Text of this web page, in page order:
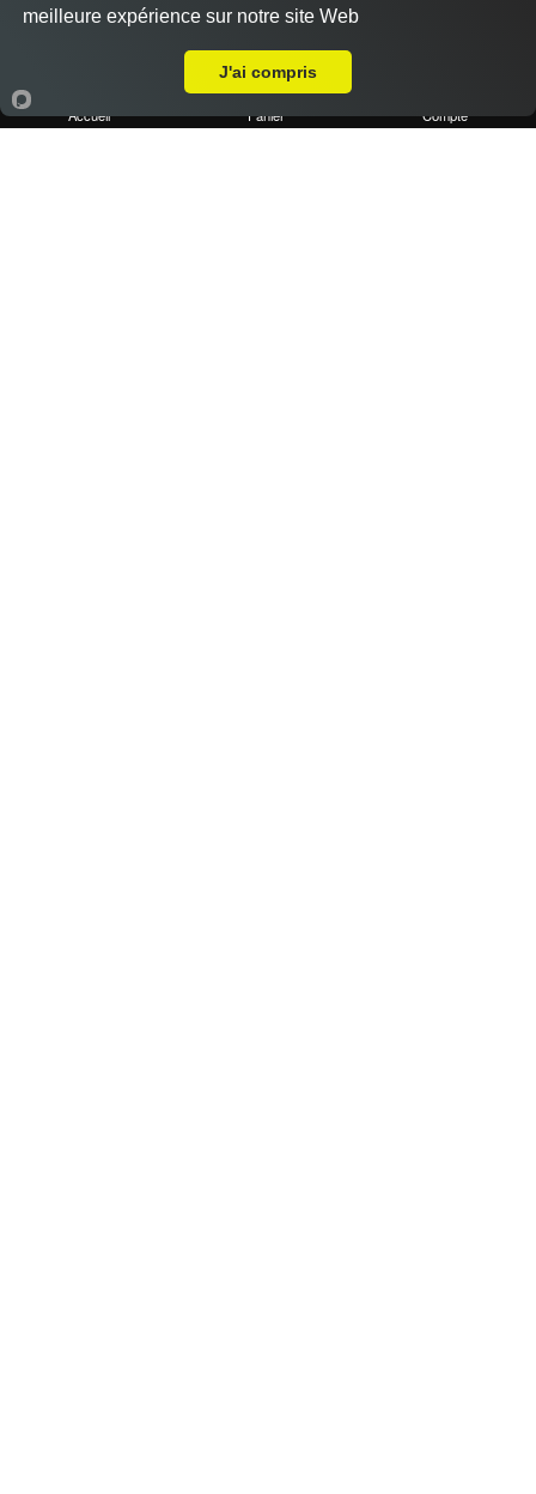
Base crème, chèvre, miel, emmental
Accueil Panier Compte
meilleure expérience sur notre site Web
J'ai compris